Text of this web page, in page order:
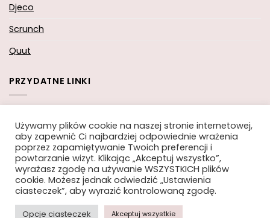
Djeco
Scrunch
Quut
PRZYDATNE LINKI
Moje konto
Zamówienie
Używamy plików cookie na naszej stronie internetowej,
aby zapewnić Ci najbardziej odpowiednie wrażenia
poprzez zapamiętywanie Twoich preferencji i
powtarzanie wizyt. Klikając „Akceptuj wszystko”,
wyrażasz zgodę na używanie WSZYSTKICH plików
cookie. Możesz jednak odwiedzić „Ustawienia
ciasteczek”, aby wyrazić kontrolowaną zgodę.
Opcje ciasteczek Akceptuj wszystkie